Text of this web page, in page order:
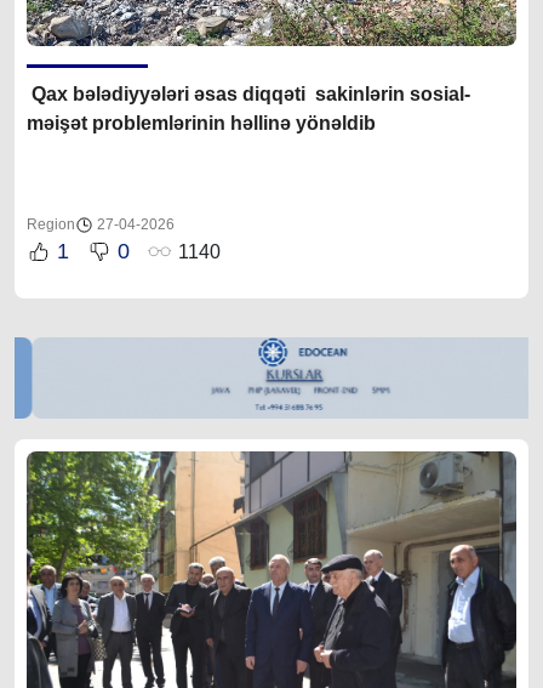
Qax bələdiyyələri əsas diqqəti sakinlərin sosial-
məişət problemlərinin həllinə yönəldib
Region 27-04-2026
1 0 1140